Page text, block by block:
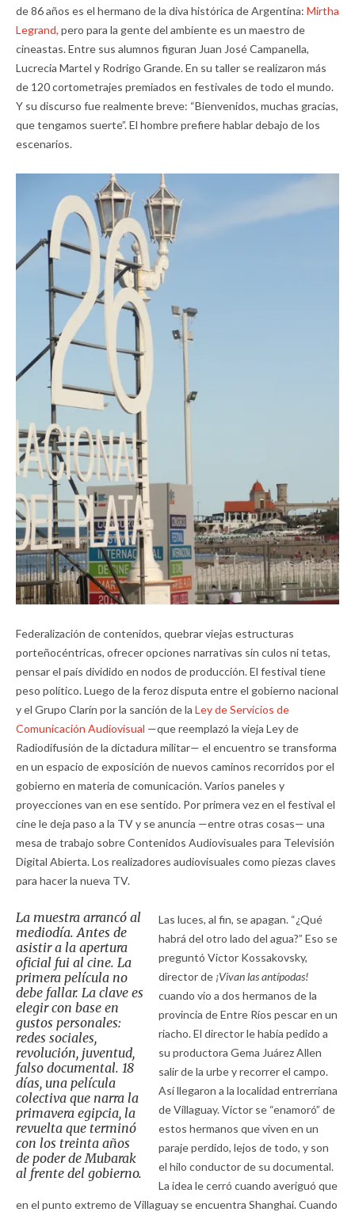
de 86 años es el hermano de la diva histórica de Argentina: Mirtha
Legrand, pero para la gente del ambiente es un maestro de
cineastas. Entre sus alumnos figuran Juan José Campanella,
Lucrecia Martel y Rodrigo Grande. En su taller se realizaron más
de 120 cortometrajes premiados en festivales de todo el mundo.
Y su discurso fue realmente breve: “Bienvenidos, muchas gracias,
que tengamos suerte”. El hombre prefiere hablar debajo de los
escenarios.
Federalización de contenidos, quebrar viejas estructuras
porteñocéntricas, ofrecer opciones narrativas sin culos ni tetas,
pensar el país dividido en nodos de producción. El festival tiene
peso político. Luego de la feroz disputa entre el gobierno nacional
y el Grupo Clarín por la sanción de la Ley de Servicios de
Comunicación Audiovisual —que reemplazó la vieja Ley de
Radiodifusión de la dictadura militar— el encuentro se transforma
en un espacio de exposición de nuevos caminos recorridos por el
gobierno en materia de comunicación. Varios paneles y
proyecciones van en ese sentido. Por primera vez en el festival el
cine le deja paso a la TV y se anuncia —entre otras cosas— una
mesa de trabajo sobre Contenidos Audiovisuales para Televisión
Digital Abierta. Los realizadores audiovisuales como piezas claves
para hacer la nueva TV.
La muestra arrancó al
mediodía. Antes de
asistir a la apertura
oficial fui al cine. La
primera película no
debe fallar. La clave es
elegir con base en
gustos personales:
redes sociales,
revolución, juventud,
falso documental. 18
días, una película
colectiva que narra la
primavera egipcia, la
revuelta que terminó
con los treinta años
de poder de Mubarak
al frente del gobierno.
Las luces, al fin, se apagan. “¿Qué
habrá del otro lado del agua?” Eso se
preguntó Victor Kossakovsky,
director de ¡Vivan las antípodas!
cuando vio a dos hermanos de la
provincia de Entre Ríos pescar en un
riacho. El director le había pedido a
su productora Gema Juárez Allen
salir de la urbe y recorrer el campo.
Así llegaron a la localidad entrerriana
de Villaguay. Victor se “enamoró” de
estos hermanos que viven en un
paraje perdido, lejos de todo, y son
el hilo conductor de su documental.
La idea le cerró cuando averiguó que
en el punto extremo de Villaguay se encuentra Shanghai. Cuando